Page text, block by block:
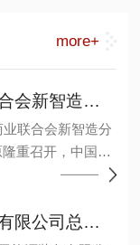
more+
山西省商业联合会新智造分会成立大会在太原召开
联合会新智造分
重召开，中国煤
王广德、省工商
能源装备上下游
徐工能源装备有限公司总经理岳泰宇一行莅临山西省商业联合会